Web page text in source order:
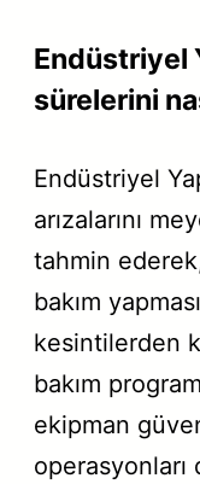
Endüstriyel
sürelerini
Endüstriyel
arızalarını
tahmin
bakım
kesintilerden
bakım
ekipman